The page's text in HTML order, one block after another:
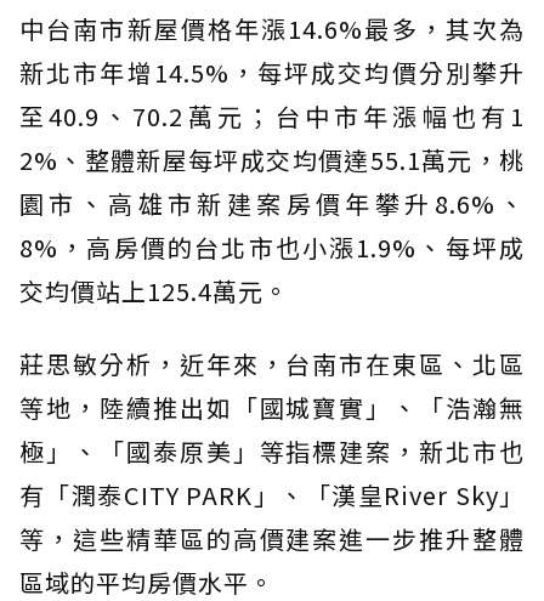
中台南市新屋價格年漲14.6%最多，其次為
新北市年增14.5%，每坪成交均價分別攀升
至40.9、70.2萬元；台中市年漲幅也有1
2%、整體新屋每坪成交均價達55.1萬元，桃
園市、高雄市新建案房價年攀升8.6%、
8%，高房價的台北市也小漲1.9%、每坪成
交均價站上125.4萬元。
莊思敏分析，近年來，台南市在東區、北區
等地，陸續推出如「國城寶實」、「浩瀚無
極」、「國泰原美」等指標建案，新北市也
有「潤泰CITY PARK」、「漢皇River Sky」
等，這些精華區的高價建案進一步推升整體
區域的平均房價水平。